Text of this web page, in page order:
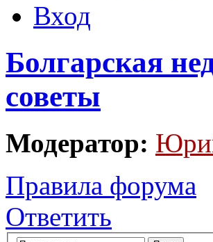
Вход
Болгарская
советы
Модератор:
Правила форума
Ответить